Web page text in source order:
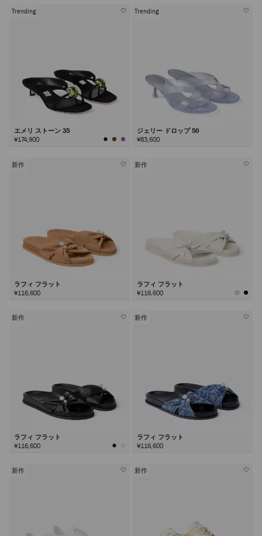
Trending
エメリ ストーン 35
¥174,900
Trending
ジェリー ドロップ 50
¥83,600
新作
ラフィ フラット
¥116,600
新作
ラフィ フラット
¥116,600
新作
ラフィ フラット
¥116,600
新作
ラフィ フラット
¥116,600
新作 新作